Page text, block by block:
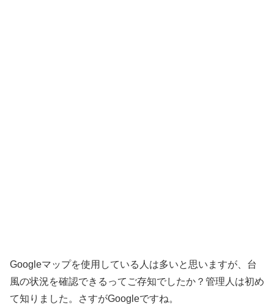
Googleマップを使用している人は多いと思いますが、台
風の状況を確認できるってご存知でしたか？管理人は初め
て知りました。さすがGoogleですね。